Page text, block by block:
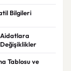
Bilgileri
Aidatlara
Değişiklikler
Tablosu ve